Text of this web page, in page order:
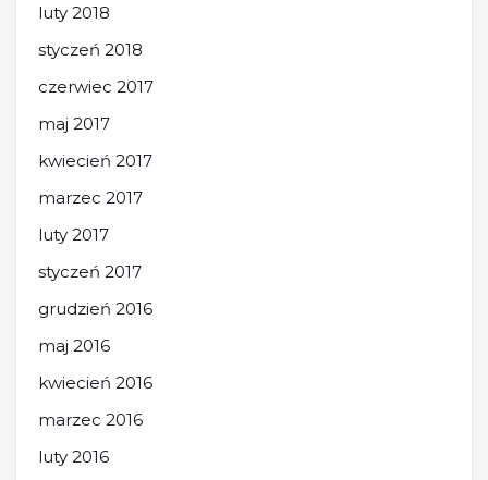
luty 2018
styczeń 2018
czerwiec 2017
maj 2017
kwiecień 2017
marzec 2017
luty 2017
styczeń 2017
grudzień 2016
maj 2016
kwiecień 2016
marzec 2016
luty 2016